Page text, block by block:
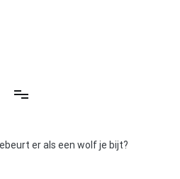
er als een wolf je bijt?